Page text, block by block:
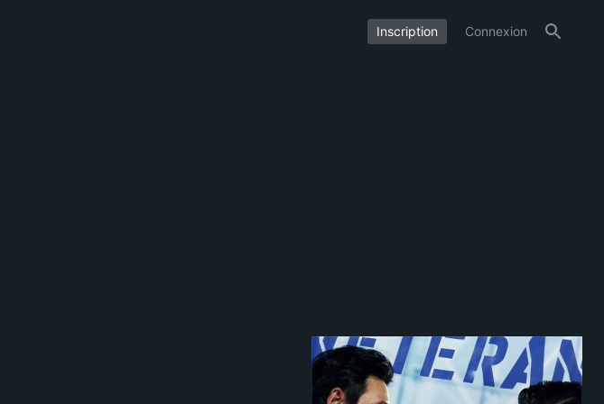
Inscription Connexion